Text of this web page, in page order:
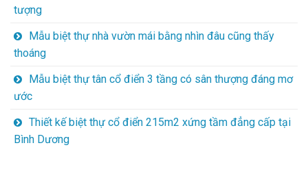
tượng
Mẫu biệt thự nhà vườn mái bằng nhìn đâu cũng thấy
thoáng
Mẫu biệt thự tân cổ điển 3 tầng có sân thượng đáng mơ
ước
Thiết kế biệt thự cổ điển 215m2 xứng tầm đẳng cấp tại
Bình Dương